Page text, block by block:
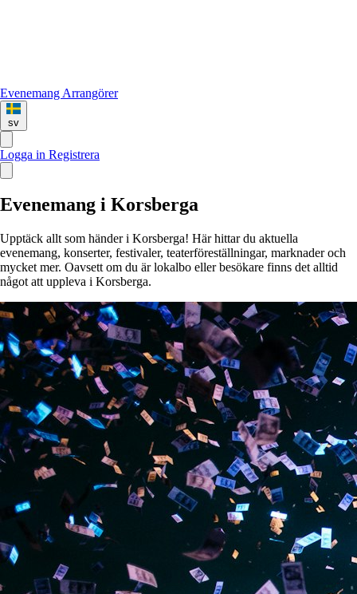
Evenemang Arrangörer
sv
Logga in Registrera
Evenemang i Korsberga
Upptäck allt som händer i Korsberga! Här hittar du aktuella
evenemang, konserter, festivaler, teaterföreställningar, marknader och
mycket mer. Oavsett om du är lokalbo eller besökare finns det alltid
något att uppleva i Korsberga.